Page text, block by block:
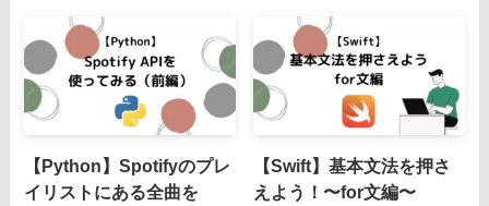
【Python】Spotifyのプレ
イリストにある全曲を
【Swift】基本文法を押さ
えよう！〜for文編〜